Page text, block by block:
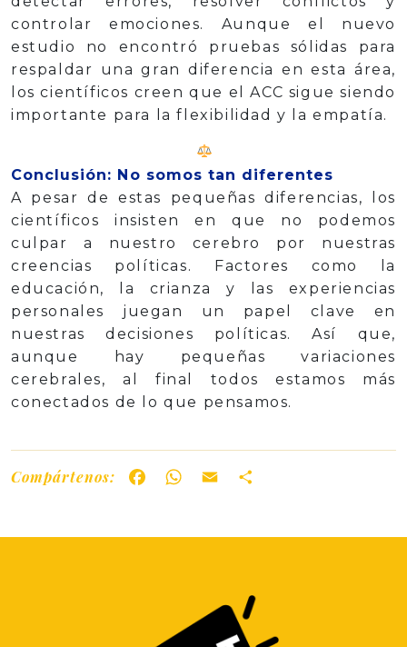
controlar emociones. Aunque el nuevo
estudio no encontró pruebas sólidas para
respaldar una gran diferencia en esta área,
los científicos creen que el ACC sigue siendo
importante para la flexibilidad y la empatía.
Conclusión: No somos tan diferentes
A pesar de estas pequeñas diferencias, los
científicos insisten en que no podemos
culpar a nuestro cerebro por nuestras
creencias políticas. Factores como la
educación, la crianza y las experiencias
personales juegan un papel clave en
nuestras decisiones políticas. Así que,
aunque hay pequeñas variaciones
cerebrales, al final todos estamos más
conectados de lo que pensamos.
Compártenos: FacebookWhatsApp
Email